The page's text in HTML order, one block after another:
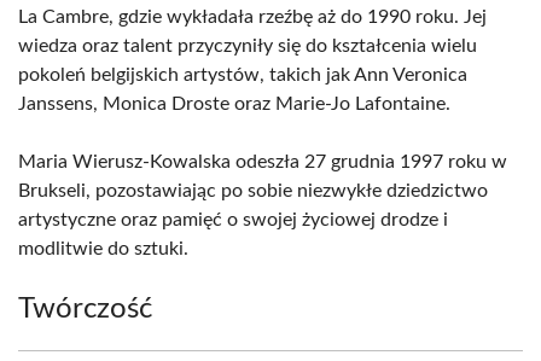
La Cambre, gdzie wykładała rzeźbę aż do 1990 roku. Jej
wiedza oraz talent przyczyniły się do kształcenia wielu
pokoleń belgijskich artystów, takich jak Ann Veronica
Janssens, Monica Droste oraz Marie-Jo Lafontaine.
Maria Wierusz-Kowalska odeszła 27 grudnia 1997 roku w
Brukseli, pozostawiając po sobie niezwykłe dziedzictwo
artystyczne oraz pamięć o swojej życiowej drodze i
modlitwie do sztuki.
Twórczość